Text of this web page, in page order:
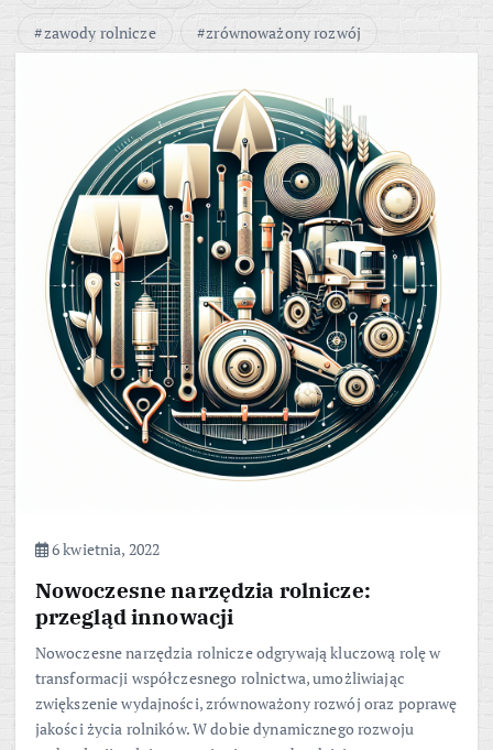
zawody rolnicze
zrównoważony rozwój
6 kwietnia, 2022
Nowoczesne narzędzia rolnicze:
przegląd innowacji
Nowoczesne narzędzia rolnicze odgrywają kluczową rolę w
transformacji współczesnego rolnictwa, umożliwiając
zwiększenie wydajności, zrównoważony rozwój oraz poprawę
jakości życia rolników. W dobie dynamicznego rozwoju